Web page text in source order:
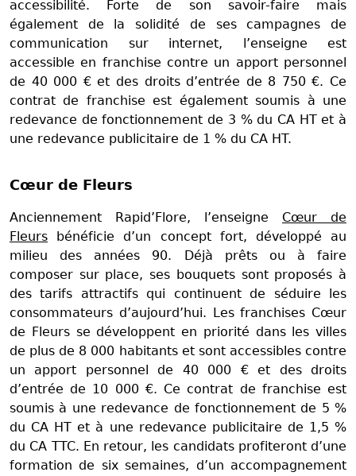
accessibilité. Forte de son savoir-faire mais
également de la solidité de ses campagnes de
communication sur internet, l’enseigne est
accessible en franchise contre un apport personnel
de 40 000 € et des droits d’entrée de 8 750 €. Ce
contrat de franchise est également soumis à une
redevance de fonctionnement de 3 % du CA HT et à
une redevance publicitaire de 1 % du CA HT.
Cœur de Fleurs
Anciennement Rapid’Flore, l’enseigne Cœur de
Fleurs bénéficie d’un concept fort, développé au
milieu des années 90. Déjà prêts ou à faire
composer sur place, ses bouquets sont proposés à
des tarifs attractifs qui continuent de séduire les
consommateurs d’aujourd’hui. Les franchises Cœur
de Fleurs se développent en priorité dans les villes
de plus de 8 000 habitants et sont accessibles contre
un apport personnel de 40 000 € et des droits
d’entrée de 10 000 €. Ce contrat de franchise est
soumis à une redevance de fonctionnement de 5 %
du CA HT et à une redevance publicitaire de 1,5 %
du CA TTC. En retour, les candidats profiteront d’une
formation de six semaines, d’un accompagnement